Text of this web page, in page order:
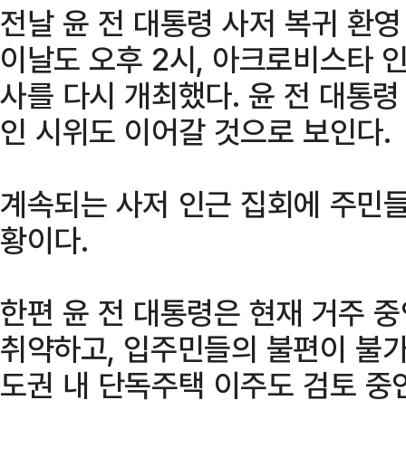
전날 윤 전 대통령 사저 복귀 환
이날도 오후 2시, 아크로비스타
사를 다시 개최했다. 윤 전 대통
인 시위도 이어갈 것으로 보인다.
계속되는 사저 인근 집회에 주민
황이다.
한편 윤 전 대통령은 현재 거주
취약하고, 입주민들의 불편이 불
도권 내 단독주택 이주도 검토 중